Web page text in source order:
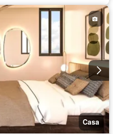
Casa